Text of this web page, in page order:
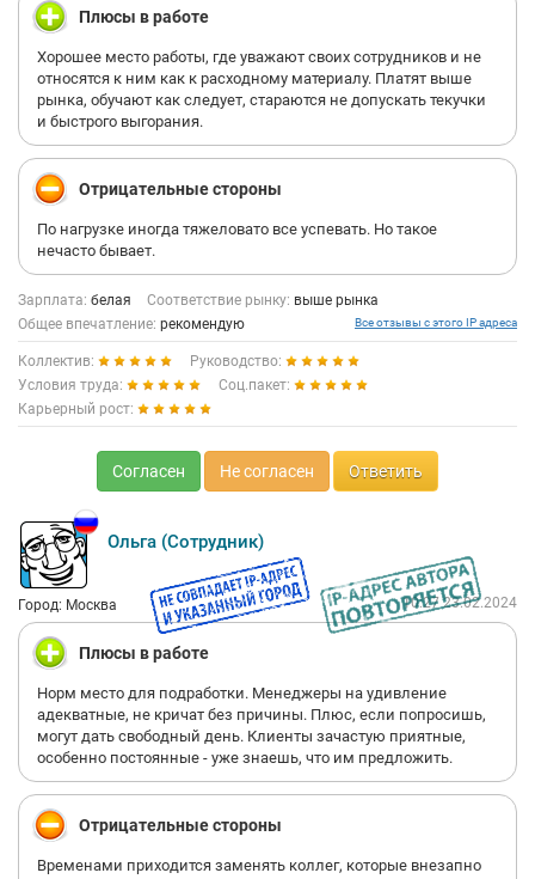
Плюсы в работе
Хорошее место работы, где уважают своих сотрудников и не
относятся к ним как к расходному материалу. Платят выше
рынка, обучают как следует, стараются не допускать текучки
и быстрого выгорания.
Отрицательные стороны
По нагрузке иногда тяжеловато все успевать. Но такое
нечасто бывает.
Зарплата: белая Соответствие рынку: выше рынка
Общее впечатление: рекомендую Все отзывы с этого IP адреса
Коллектив:
Руководство:
Условия труда:
Соц.пакет:
Карьерный рост:
Согласен Не согласен Ответить
Ольга (Сотрудник)
Город: Москва 10:27 23.02.2024
Плюсы в работе
Норм место для подработки. Менеджеры на удивление
адекватные, не кричат без причины. Плюс, если попросишь,
могут дать свободный день. Клиенты зачастую приятные,
особенно постоянные - уже знаешь, что им предложить.
Отрицательные стороны
Временами приходится заменять коллег, которые внезапно